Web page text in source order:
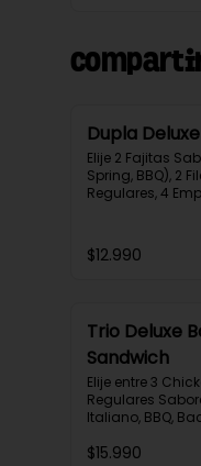
Dupla
Elije 2 Fajitas
Spring, BBQ), 2
Regulares, 4
$12.990
Trio Deluxe
Sandwich
Elije entre 3
Regulares
Italiano, BBQ,
Empanadas de
$15.990